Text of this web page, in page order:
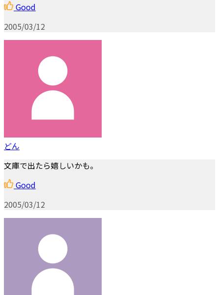
Good
2005/03/12
どん
文庫で出たら嬉しいかも。
Good
2005/03/12